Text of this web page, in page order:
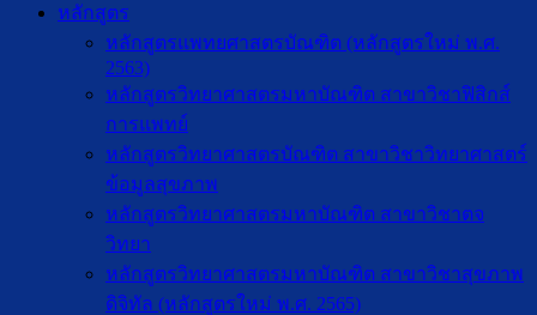
หลักสูตร
หลักสูตรแพทยศาสตรบัณฑิต (หลักสูตรใหม่ พ.ศ.
2563)
หลักสูตรวิทยาศาสตรมหาบัณฑิต สาขาวิชาฟิสิกส์
การแพทย์
หลักสูตรวิทยาศาสตรบัณฑิต สาขาวิชาวิทยาศาสตร์
ข้อมูลสุขภาพ
หลักสูตรวิทยาศาสตรมหาบัณฑิต สาขาวิชาตจ
วิทยา
หลักสูตรวิทยาศาสตรมหาบัณฑิต สาขาวิชาสุขภาพ
ดิจิทัล (หลักสูตรใหม่ พ.ศ. 2565)